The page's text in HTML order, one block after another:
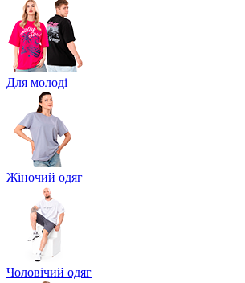
Для молоді
Жіночий одяг
Чоловічий одяг